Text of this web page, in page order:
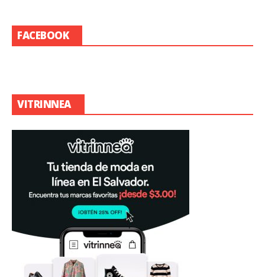
FACEBOOK
VITRINNEA